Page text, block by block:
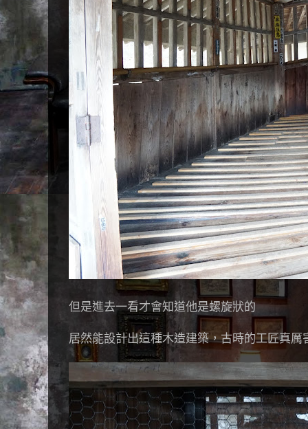
但是進去一看才會知道他是螺旋狀的
居然能設計出這種木造建築，古時的工匠真厲